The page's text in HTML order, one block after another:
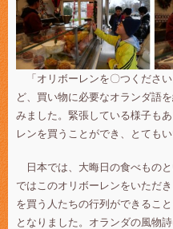
「オリボーレンを〇つくださ
ど、買い物に必要なオランダ語
みました。緊張している様子も
レンを買うことができ、とても
日本では、大晦日の食べもの
ではこのオリボーレンをいただ
を買う人たちの行列ができるこ
となりました。オランダの風物